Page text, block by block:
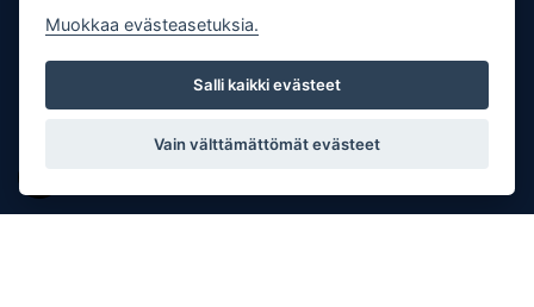
Mediakortti
Tilaa lehti
Osoitteenmuutos
Muokkaa evästeasetuksia.
Salli kaikki evästeet
Vain välttämättömät evästeet